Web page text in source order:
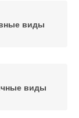
виды
виды